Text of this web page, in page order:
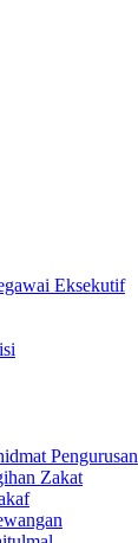
Eksekutif
Pengurusan
Zakat